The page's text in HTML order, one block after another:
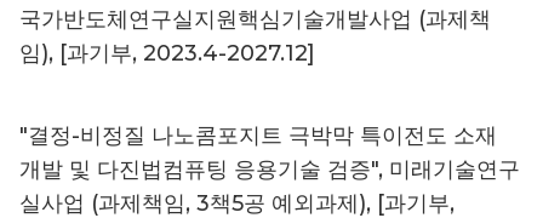
국가반도체연구실지원핵심기술개발사업 (과제책
임), [과기부, 2023.4-2027.12]
"결정-비정질 나노콤포지트 극박막 특이전도 소재
개발 및 다진법컴퓨팅 응용기술 검증", 미래기술연구
실사업 (과제책임, 3책5공 예외과제), [과기부,